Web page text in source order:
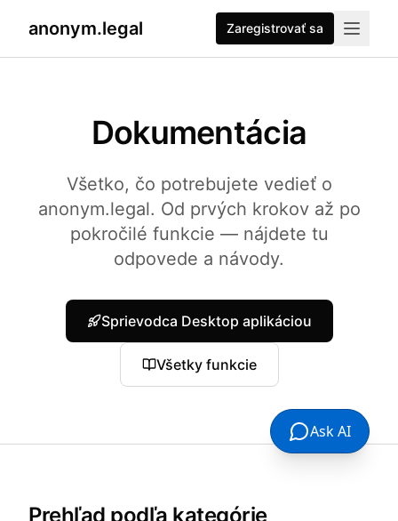
anonym.legal Zaregistrovať sa
Dokumentácia
Všetko, čo potrebujete vedieť o
anonym.legal. Od prvých krokov až po
pokročilé funkcie — nájdete tu
odpovede a návody.
Sprievodca Desktop aplikáciou
Všetky funkcie
Prehľad podľa kategórie
Ask AI